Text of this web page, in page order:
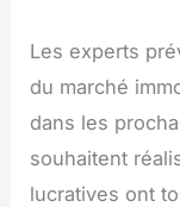
Les experts
du marché
dans les
souhaitent
lucratives ont